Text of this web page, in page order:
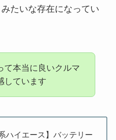
たいな存在になってい
て本当に良いクルマ
しています
ハイエース】バッテリー